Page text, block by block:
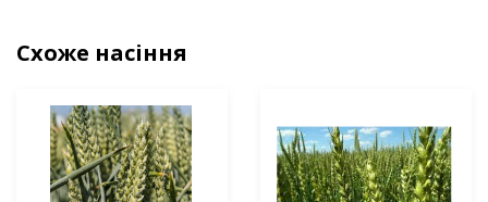
Схоже насіння